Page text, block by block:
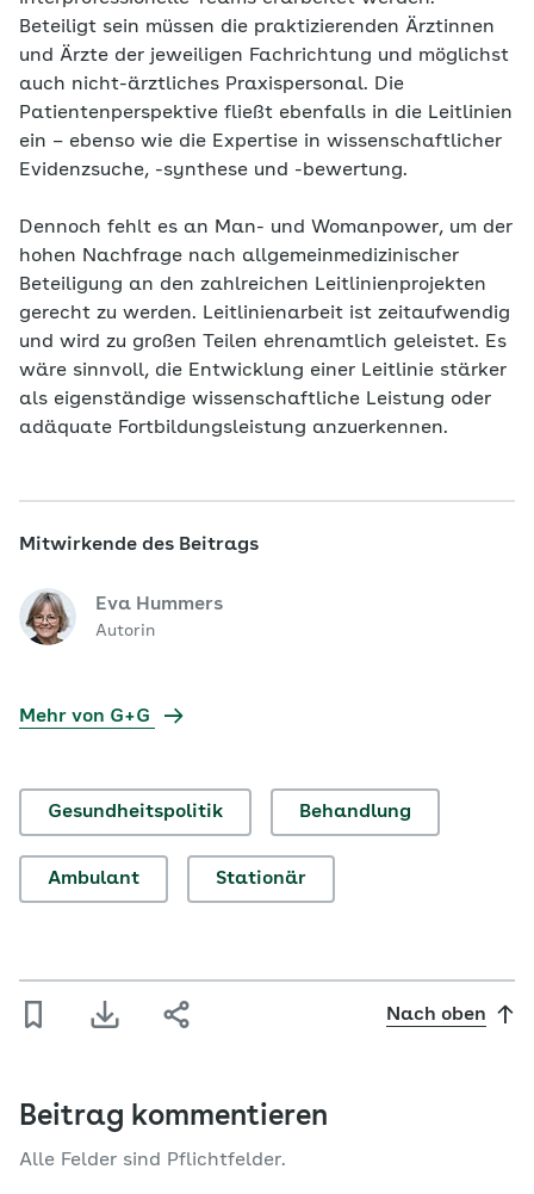
Beteiligt sein müssen die praktizierenden Ärztinnen
und Ärzte der jeweiligen Fachrichtung und möglichst
auch nicht-ärztliches Praxispersonal. Die
Patientenperspektive fließt ebenfalls in die Leitlinien
ein – ebenso wie die Expertise in wissenschaftlicher
Evidenzsuche, -synthese und -bewertung.
Dennoch fehlt es an Man- und Womanpower, um der
hohen Nachfrage nach allgemeinmedizinischer
Beteiligung an den zahlreichen Leitlinienprojekten
gerecht zu werden. Leitlinienarbeit ist zeitaufwendig
und wird zu großen Teilen ehrenamtlich geleistet. Es
wäre sinnvoll, die Entwicklung einer Leitlinie stärker
als eigenständige wissenschaftliche Leistung oder
adäquate Fortbildungsleistung anzuerkennen.
Mitwirkende des Beitrags
Eva Hummers
Autorin
Mehr von G+G
Gesundheitspolitik Behandlung
Ambulant Stationär
Nach oben
Beitrag kommentieren
Alle Felder sind Pflichtfelder.